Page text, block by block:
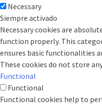
Necessary
Siempre activado
Necessary cookies are
function properly. This
ensures basic functionalities
These cookies do not store
Functional
Functional
Functional cookies help to